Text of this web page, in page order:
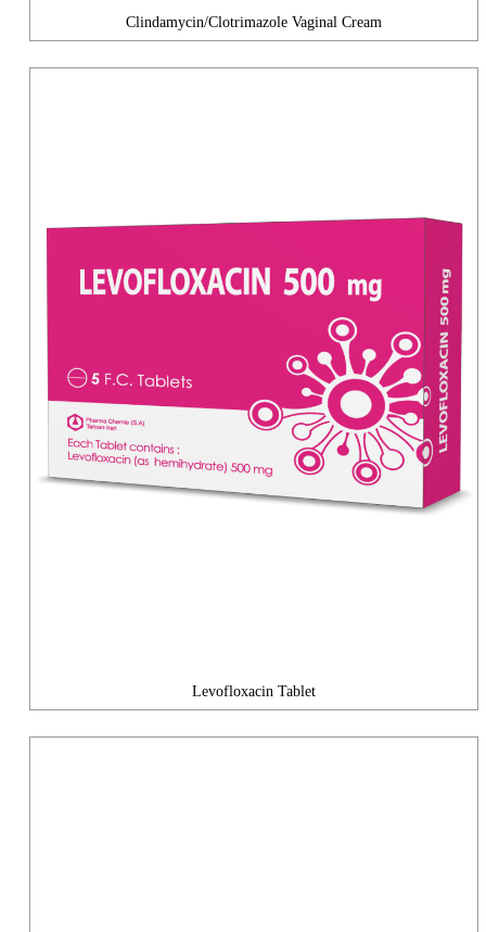
Clindamycin/Clotrimazole Vaginal Cream
Levofloxacin Tablet